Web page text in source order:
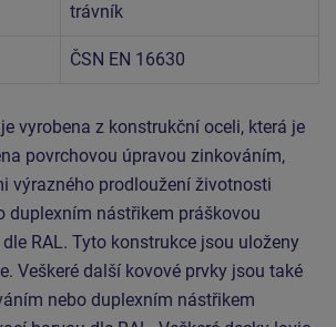
trávník
ČSN EN 16630
vyrobena z konstrukční oceli, která je
povrchovou úpravou zinkováním,
výrazného prodloužení životnosti
duplexním nástřikem práškovou
RAL. Tyto konstrukce jsou uloženy
Veškeré další kovové prvky jsou také
nebo duplexním nástřikem